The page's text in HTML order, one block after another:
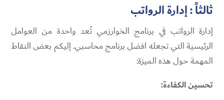
ثالثاً : إدارة الرواتب
إدارة الرواتب في برنامج الخوارزمي تُعد واحدة من العوامل
الرئيسية التي تجعله افضل برنامج محاسبي. إليكم بعض النقاط
المهمة حول هذه الميزة:
تحسين الكفاءة: